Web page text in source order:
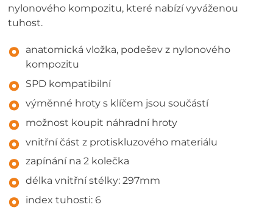
nylonového kompozitu, které nabízí vyváženou
tuhost.
anatomická vložka, podešev z nylonového
kompozitu
SPD kompatibilní
výměnné hroty s klíčem jsou součástí
možnost koupit náhradní hroty
vnitřní část z protiskluzového materiálu
zapínání na 2 kolečka
délka vnitřní stélky: 297mm
index tuhosti: 6